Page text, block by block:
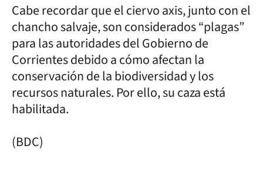
Cabe recordar que el ciervo axis, junto con el
chancho salvaje, son considerados “plagas”
para las autoridades del Gobierno de
Corrientes debido a cómo afectan la
conservación de la biodiversidad y los
recursos naturales. Por ello, su caza está
habilitada.
(BDC)